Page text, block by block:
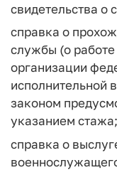
свидетельства о
справка о
службы (о работе
организации
исполнительной
законом
указанием стажа;
справка о